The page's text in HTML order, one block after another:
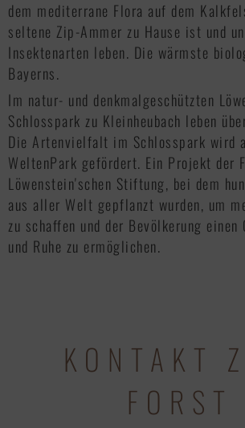
dem mediterrane Flora auf dem
seltene Zip-Ammer zu Hause ist und
Insektenarten leben. Die wärmste
Bayerns.
Im natur- und denkmalgeschützten
Schlosspark zu Kleinheubach leben
Die Artenvielfalt im Schlosspark wird
WeltenPark gefördert. Ein Projekt der
Löwenstein'schen Stiftung, bei dem
aus aller Welt gepflanzt wurden, um
zu schaffen und der Bevölkerung einen
und Ruhe zu ermöglichen.
KONTAKT
FORST